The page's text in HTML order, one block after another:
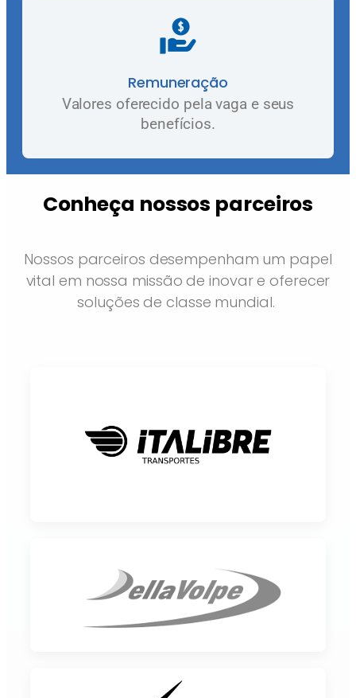
Remuneração
Valores oferecido pela vaga e seus
benefícios.
Conheça nossos parceiros
Nossos parceiros desempenham um papel
vital em nossa missão de inovar e oferecer
soluções de classe mundial.